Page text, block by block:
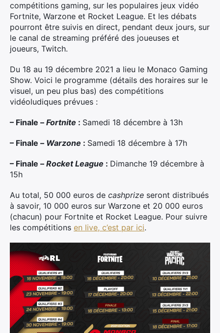
compétitions gaming, sur les populaires jeux vidéo
Fortnite, Warzone et Rocket League. Et les débats
pourront être suivis en direct, pendant deux jours, sur
le canal de streaming préféré des joueuses et
joueurs, Twitch.
Du 18 au 19 décembre 2021 a lieu le Monaco Gaming
Show. Voici le programme (détails des horaires sur le
visuel, un peu plus bas) des compétitions
vidéoludiques prévues :
– Finale – Fortnite : Samedi 18 décembre à 13h
– Finale – Warzone : Samedi 18 décembre à 17h
– Finale – Rocket League : Dimanche 19 décembre à
15h
Au total, 50 000 euros de cashprize seront distribués
à savoir, 10 000 euros sur Warzone et 20 000 euros
(chacun) pour Fortnite et Rocket League. Pour suivre
les compétitions en live, c’est par ici.